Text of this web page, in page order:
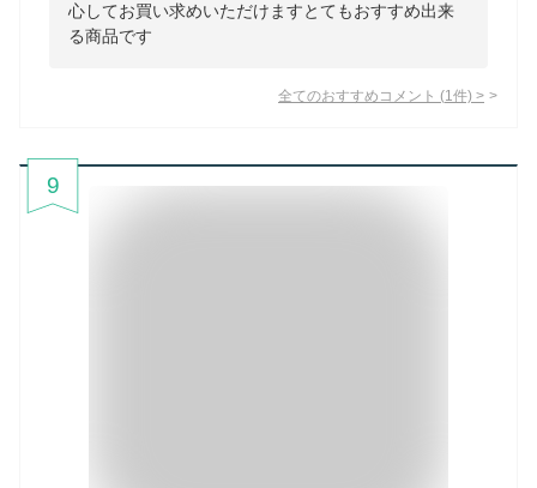
心してお買い求めいただけますとてもおすすめ出来
る商品です
全てのおすすめコメント (1 件) >
9